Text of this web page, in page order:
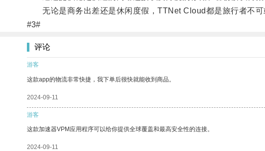
无论是商务出差还是休闲度假，TTNet Cloud都是旅行者不可
#3#
评论
游客
这款app的物流非常快捷，我下单后很快就能收到商品。
2024-09-11
游客
这款加速器VPM应用程序可以给你提供全球覆盖和最高安全性的连接。
2024-09-11